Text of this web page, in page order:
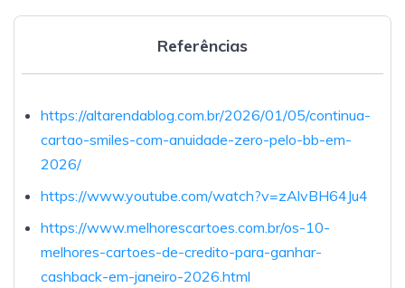
Referências
https://altarendablog.com.br/2026/01/05/continua-
cartao-smiles-com-anuidade-zero-pelo-bb-em-
2026/
https://www.youtube.com/watch?v=zAlvBH64Ju4
https://www.melhorescartoes.com.br/os-10-
melhores-cartoes-de-credito-para-ganhar-
cashback-em-janeiro-2026.html